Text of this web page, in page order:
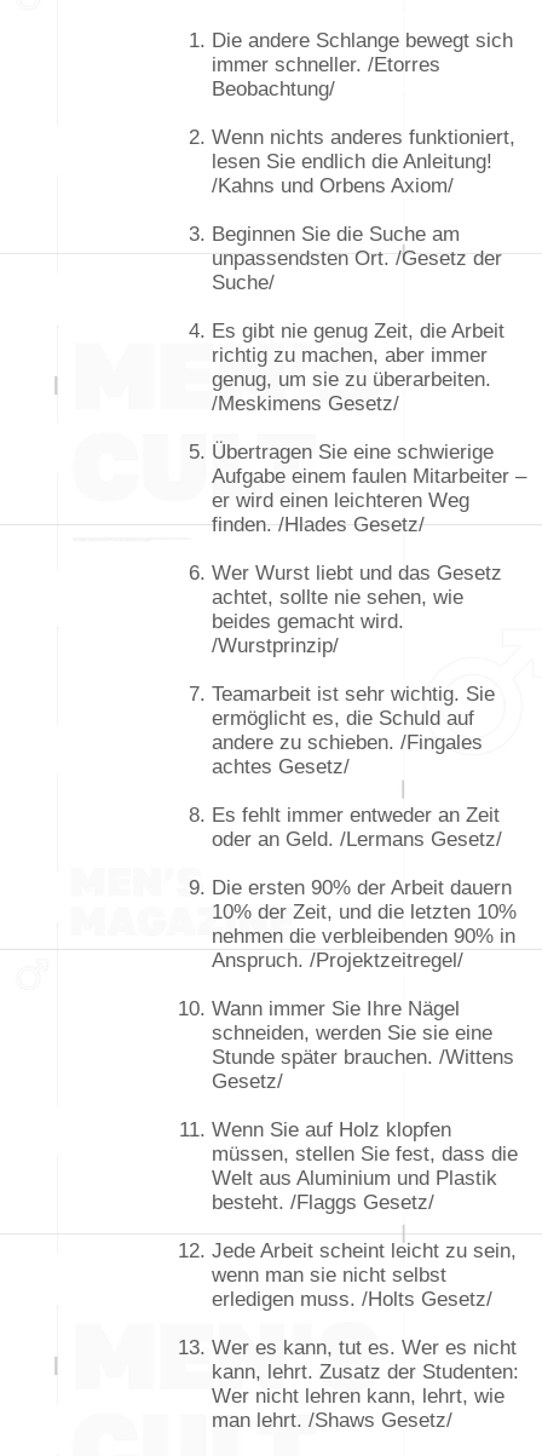
Die andere Schlange bewegt sich
immer schneller. /Etorres
Beobachtung/
Wenn nichts anderes funktioniert,
lesen Sie endlich die Anleitung!
/Kahns und Orbens Axiom/
Beginnen Sie die Suche am
unpassendsten Ort. /Gesetz der
Suche/
Es gibt nie genug Zeit, die Arbeit
richtig zu machen, aber immer
genug, um sie zu überarbeiten.
/Meskimens Gesetz/
Übertragen Sie eine schwierige
Aufgabe einem faulen Mitarbeiter –
er wird einen leichteren Weg
finden. /Hlades Gesetz/
Wer Wurst liebt und das Gesetz
achtet, sollte nie sehen, wie
beides gemacht wird.
/Wurstprinzip/
Teamarbeit ist sehr wichtig. Sie
ermöglicht es, die Schuld auf
andere zu schieben. /Fingales
achtes Gesetz/
Es fehlt immer entweder an Zeit
oder an Geld. /Lermans Gesetz/
Die ersten 90% der Arbeit dauern
10% der Zeit, und die letzten 10%
nehmen die verbleibenden 90% in
Anspruch. /Projektzeitregel/
Wann immer Sie Ihre Nägel
schneiden, werden Sie sie eine
Stunde später brauchen. /Wittens
Gesetz/
Wenn Sie auf Holz klopfen
müssen, stellen Sie fest, dass die
Welt aus Aluminium und Plastik
besteht. /Flaggs Gesetz/
Jede Arbeit scheint leicht zu sein,
wenn man sie nicht selbst
erledigen muss. /Holts Gesetz/
Wer es kann, tut es. Wer es nicht
kann, lehrt. Zusatz der Studenten:
Wer nicht lehren kann, lehrt, wie
man lehrt. /Shaws Gesetz/